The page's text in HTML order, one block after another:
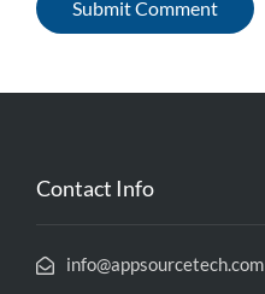
Contact Info
info@appsourcetech.com